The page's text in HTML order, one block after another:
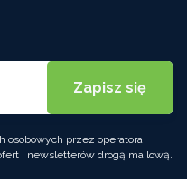
osobowych przez operatora
i newsletterów drogą mailową.